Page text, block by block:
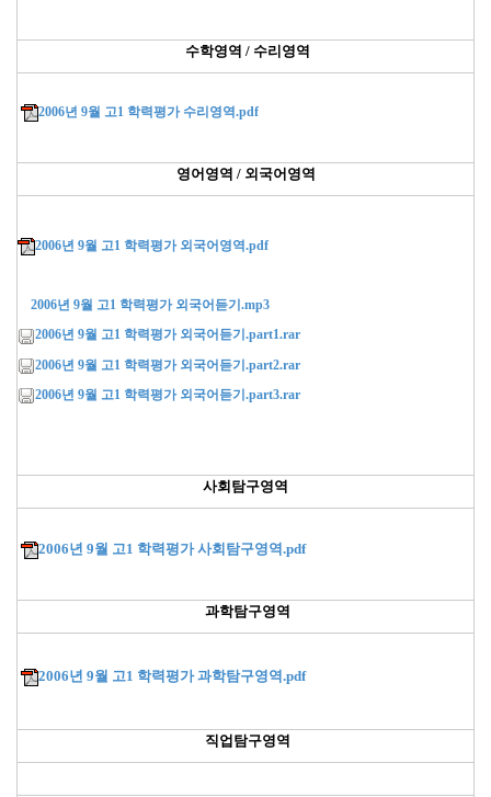
수학영역 / 수리영역
2006년 9월 고1 학력평가 수리영역.pdf
영어영역 / 외국어영역
2006년 9월 고1 학력평가 외국어영역.pdf
2006년 9월 고1 학력평가 외국어듣기.mp3
2006년 9월 고1 학력평가 외국어듣기.part1.rar
2006년 9월 고1 학력평가 외국어듣기.part2.rar
2006년 9월 고1 학력평가 외국어듣기.part3.rar
사회탐구영역
2006년 9월 고1 학력평가 사회탐구영역.pdf
과학탐구영역
2006년 9월 고1 학력평가 과학탐구영역.pdf
직업탐구영역